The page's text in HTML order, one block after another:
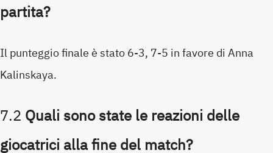
partita?
Il punteggio finale è stato 6-3, 7-5 in favore di Anna
Kalinskaya.
7.2 Quali sono state le reazioni delle
giocatrici alla fine del match?